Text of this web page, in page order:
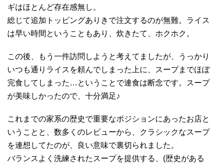
ギはほとんど存在感無し。
総じて追加トッピングありきで注文するのが無難。ライス
は早い時間ということもあり、炊きたて、ホクホク。
この後、もう一件訪問しようと考えてましたが、うっかり
いつも通りライスを頼んでしまった上に、スープまでほぼ
完食してしまった…ということで連食は断念です。スープ
が美味しかったので、十分満足♪
これまでの家系の歴史で重要なポジションにあったお店と
いうことと、数多くのレビューから、クラシックなスープ
を連想してたのが、良い意味で裏切られました。
バランスよく洗練されたスープを提供する、(歴史がある